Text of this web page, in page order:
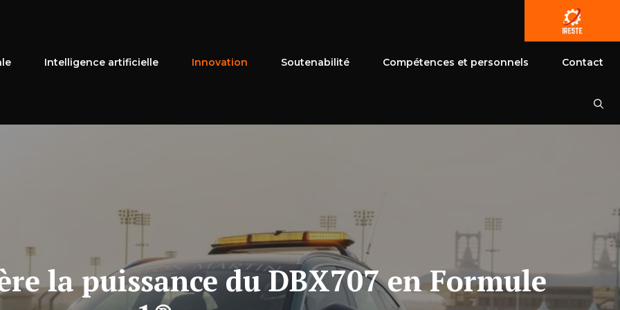
Intelligence artificielle Innovation Soutenabilité Compétences et personnels Contact
la puissance du DBX707 en Formule